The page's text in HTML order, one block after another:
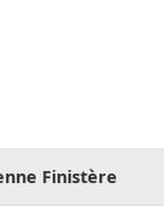
Finistère